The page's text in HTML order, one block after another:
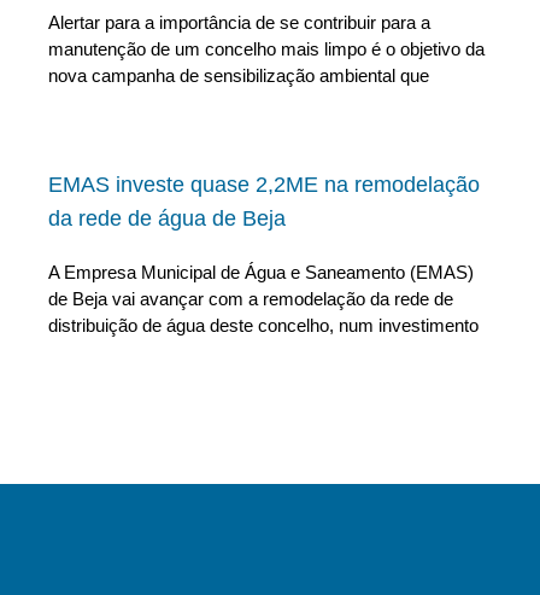
Alertar para a importância de se contribuir para a
manutenção de um concelho mais limpo é o objetivo da
nova campanha de sensibilização ambiental que
EMAS investe quase 2,2ME na remodelação
da rede de água de Beja
A Empresa Municipal de Água e Saneamento (EMAS)
de Beja vai avançar com a remodelação da rede de
distribuição de água deste concelho, num investimento